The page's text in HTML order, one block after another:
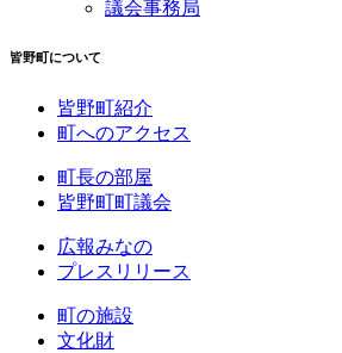
議会事務局
皆野町について
皆野町紹介
町へのアクセス
町長の部屋
皆野町町議会
広報みなの
プレスリリース
町の施設
文化財